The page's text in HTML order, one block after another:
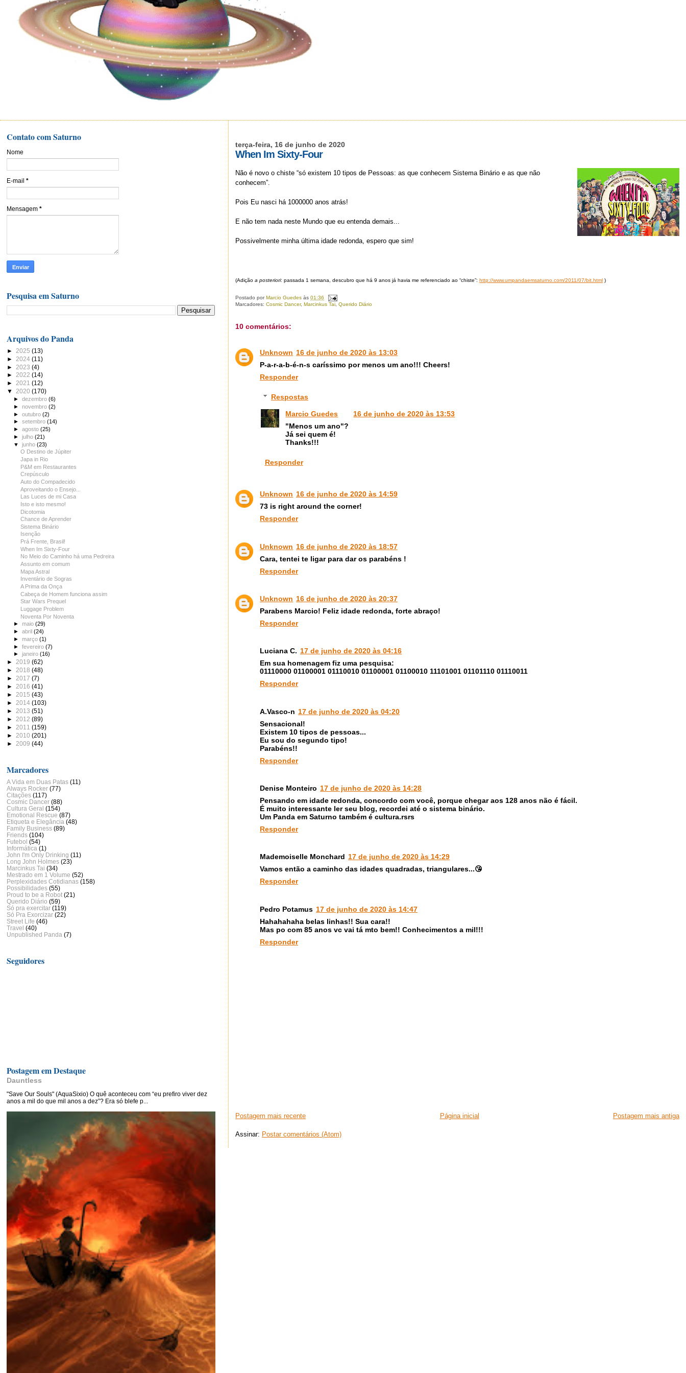
terça-feira, 16 de junho de 2020
When Im Sixty-Four
Não é novo o chiste “só existem 10 tipos de Pessoas: as que conhecem Sistema Binário e as que não
conhecem”.
Pois Eu nasci há 1000000 anos atrás!
E não tem nada neste Mundo que eu entenda demais...
Possivelmente minha última idade redonda, espero que sim!
(Adiçãoa posteriori: passada 1 semana, descubro que há 9 anos já havia me referenciado ao “chiste”:http://www.umpandaemsaturno.com/2011/07/bit.html )
Postado porMarcio Guedes às01:36
Marcadores:Cosmic Dancer,Marcinkus Tai ,Querido Diário
10 comentários:
Unknown 16 de junho de 2020 às 13:03
P-a-r-a-b-é-n-s caríssimo por menos um ano!!! Cheers!
Responder
Respostas
Marcio Guedes
16 de junho de 2020 às 13:53
"Menos um ano"?
Já sei quem é!
Thanks!!!
Responder
Unknown 16 de junho de 2020 às 14:59
73 is right around the corner!
Responder
Unknown 16 de junho de 2020 às 18:57
Cara, tentei te ligar para dar os parabéns !
Responder
Unknown 16 de junho de 2020 às 20:37
Parabens Marcio! Feliz idade redonda, forte abraço!
Responder
Luciana C. 17 de junho de 2020 às 04:16
Em sua homenagem fiz uma pesquisa:
01110000 01100001 01110010 01100001 01100010 11101001 01101110 01110011
Responder
A.Vasco-n 17 de junho de 2020 às 04:20
Sensacional!
Existem 10 tipos de pessoas...
Eu sou do segundo tipo!
Parabéns!!
Responder
Denise Monteiro 17 de junho de 2020 às 14:28
Pensando em idade redonda, concordo com você, porque chegar aos 128 anos não é fácil.
É muito interessante ler seu blog, recordei até o sistema binário.
Um Panda em Saturno também é cultura.rsrs
Responder
Mademoiselle Monchard 17 de junho de 2020 às 14:29
Vamos então a caminho das idades quadradas, triangulares...😘
Responder
Pedro Potamus 17 de junho de 2020 às 14:47
Hahahahaha belas linhas!! Sua cara!!
Mas po com 85 anos vc vai tá mto bem!! Conhecimentos a mil!!!
Responder
Postagem mais recente Postagem mais antiga
Página inicial
Assinar: Postar comentários (Atom)
Contato com Saturno
Nome
E-mail *
Mensagem *
Pesquisa em Saturno
Arquivos do Panda
► 2025 (13)
► 2024 (11)
► 2023 (4)
► 2022 (14)
► 2021 (12)
▼ 2020 (170)
►dezembro(6)
►novembro(2)
►outubro(2)
►setembro(14)
►agosto(25)
►julho(21)
▼junho(23)
O Destino de Júpiter
Japa in Rio
P&M em Restaurantes
Crepúsculo
Auto do Compadecido
Aproveitando o Ensejo...
Las Luces de mi Casa
Isto e isto mesmo!
Dicotomia
Chance de Aprender
Sistema Binário
Isenção
Prá Frente, Brasil!
When Im Sixty-Four
No Meio do Caminho há uma Pedreira
Assunto em comum
Mapa Astral
Inventário de Sogras
A Prima da Onça
Cabeça de Homem funciona assim
Star Wars Prequel
Luggage Problem
Noventa Por Noventa
►maio(29)
►abril(24)
►março(1)
►fevereiro(7)
►janeiro(16)
► 2019 (62)
► 2018 (48)
► 2017 (7)
► 2016 (41)
► 2015 (43)
► 2014 (103)
► 2013 (51)
► 2012 (89)
► 2011 (159)
► 2010 (201)
► 2009 (44)
Marcadores
A Vida em Duas Patas (11)
Always Rocker (77)
Citações (117)
Cosmic Dancer (88)
Cultura Geral (154)
Emotional Rescue (87)
Etiqueta e Elegância (48)
Family Business (89)
Friends (104)
Futebol (54)
Informática (1)
John I'm Only Drinking (11)
Long John Holmes (23)
Marcinkus Tai (34)
Mestrado em 1 Volume (52)
Perplexidades Cotidianas (158)
Possibilidades (55)
Proud to be a Robot (21)
Querido Diário (59)
Só pra exercitar (119)
Só Pra Exorcizar (22)
Street Life (46)
Travel (40)
Unpublished Panda (7)
Seguidores
Postagem em Destaque
Dauntless
"Save Our Souls" (AquaSixio) O quê aconteceu com “eu prefiro viver dez
anos a mil do que mil anos a dez”? Era só blefe p...